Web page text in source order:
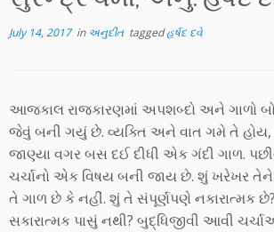
July 14, 2017in અનુદીત taggedહર્ષદ દવે
આજકાલ રાજકારણમાં અપશબ્દો અને ગાળો
જેવું બની ગયું છે. વ્યક્તિ અને વાત ગમે તે હોય,
જાણ્યા વગર બસ દઈ દીધી એક ગંદી ગાળ.
ચર્ચાનો એક વિષય બની જાય છે. શું ખરેખર
તે ગાળ છે કે નહીં. શું તે સંપૂર્ણપણે નકારાત્મક
સકારાત્મક પાસું નથી? બુદ્ધિજીવી આવી